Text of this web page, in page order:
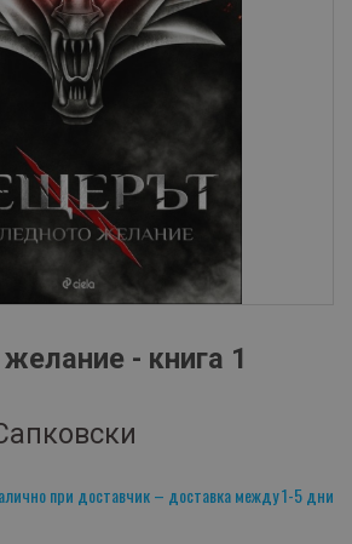
- книга 1
при доставчик – доставка между 1-5 дни